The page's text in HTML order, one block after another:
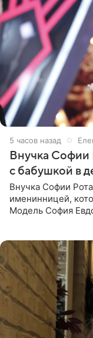
5 часов назад
Внучка Софии
с бабушкой в
Внучка Софии
именинницей,
Модель София